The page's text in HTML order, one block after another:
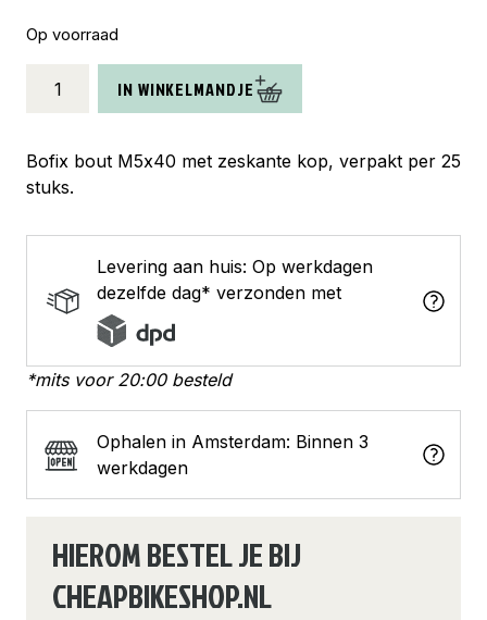
Op voorraad
doos
zeskante
kop
(25
aantal
IN WINKELMANDJE
Bofix bout M5x40 met zeskante kop, verpakt per 25
stuks.
Levering aan huis: Op werkdagen
dezelfde dag* verzonden met
*mits voor 20:00 besteld
Ophalen in Amsterdam: Binnen 3
werkdagen
HIEROM BESTEL JE BIJ
CHEAPBIKESHOP.NL